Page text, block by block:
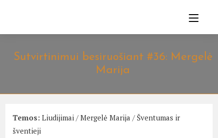
Sutvirtinimui besiruošiant #36: Mergelė
Marija
Temos: Liudijimai /Mergelė Marija / Šventumas ir
šventieji